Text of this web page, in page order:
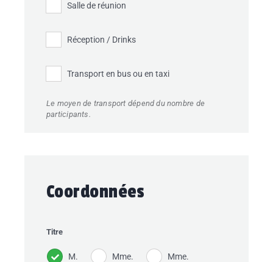
Salle de réunion
Réception / Drinks
Transport en bus ou en taxi
Le moyen de transport dépend du nombre de
participants.
Coordonnées
Titre
M. Mme. Mme.